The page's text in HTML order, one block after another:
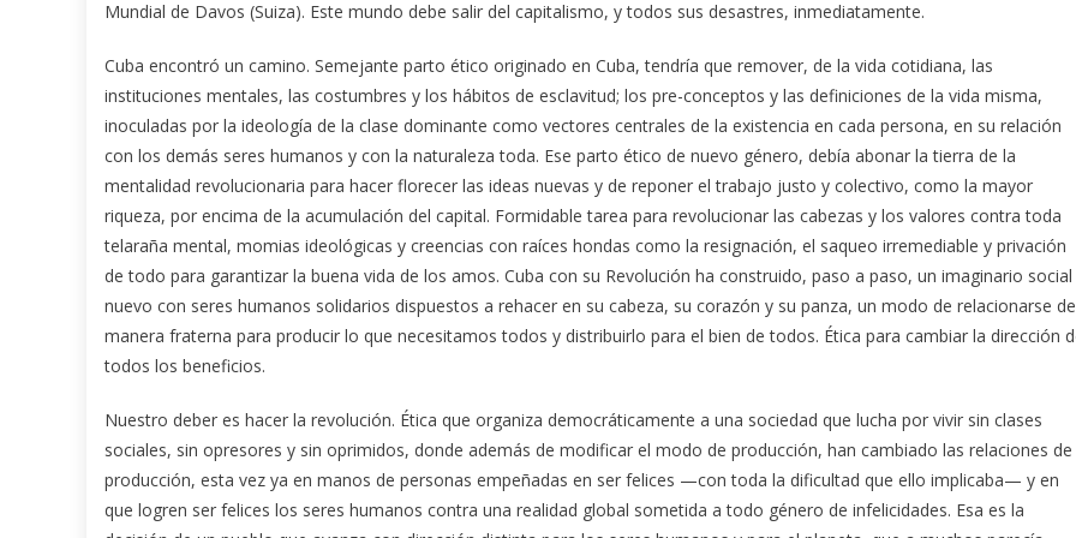
Mundial de Davos (Suiza). Este mundo debe salir del capitalismo, y todos sus desastres, inmediatamente.
Cuba encontró un camino. Semejante parto ético originado en Cuba, tendría que remover, de la vida cotidiana, las
instituciones mentales, las costumbres y los hábitos de esclavitud; los pre-conceptos y las definiciones de la vida misma,
inoculadas por la ideología de la clase dominante como vectores centrales de la existencia en cada persona, en su relación
con los demás seres humanos y con la naturaleza toda. Ese parto ético de nuevo género, debía abonar la tierra de la
mentalidad revolucionaria para hacer florecer las ideas nuevas y de reponer el trabajo justo y colectivo, como la mayor
riqueza, por encima de la acumulación del capital. Formidable tarea para revolucionar las cabezas y los valores contra toda
telaraña mental, momias ideológicas y creencias con raíces hondas como la resignación, el saqueo irremediable y privación
de todo para garantizar la buena vida de los amos. Cuba con su Revolución ha construido, paso a paso, un imaginario social
nuevo con seres humanos solidarios dispuestos a rehacer en su cabeza, su corazón y su panza, un modo de relacionarse de
manera fraterna para producir lo que necesitamos todos y distribuirlo para el bien de todos. Ética para cambiar la dirección
todos los beneficios.
Nuestro deber es hacer la revolución. Ética que organiza democráticamente a una sociedad que lucha por vivir sin clases
sociales, sin opresores y sin oprimidos, donde además de modificar el modo de producción, han cambiado las relaciones de
producción, esta vez ya en manos de personas empeñadas en ser felices —con toda la dificultad que ello implicaba— y en
que logren ser felices los seres humanos contra una realidad global sometida a todo género de infelicidades. Esa es la